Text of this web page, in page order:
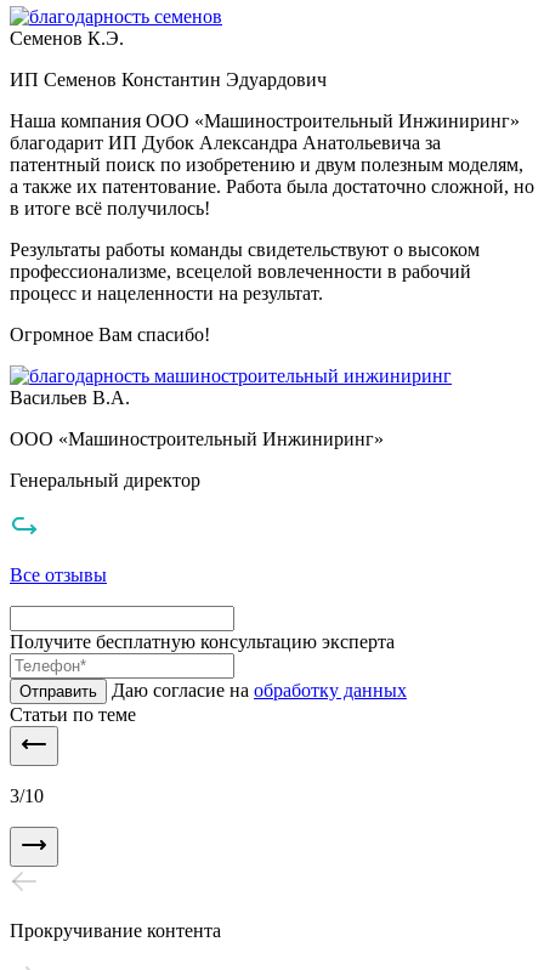
Семенов К.Э.
ИП Семенов Константин Эдуардович
Наша компания ООО «Машиностроительный Инжиниринг»
благодарит ИП Дубок Александра Анатольевича за
патентный поиск по изобретению и двум полезным моделям,
а также их патентование. Работа была достаточно сложной, но
в итоге всё получилось!
Результаты работы команды свидетельствуют о высоком
профессионализме, всецелой вовлеченности в рабочий
процесс и нацеленности на результат.
Огромное Вам спасибо!
Васильев В.А.
ООО «Машиностроительный Инжиниринг»
Генеральный директор
Все отзывы
Получите бесплатную консультацию эксперта
Отправить Даю согласие на обработку данных
Статьи по теме
3/10
Прокручивание контента